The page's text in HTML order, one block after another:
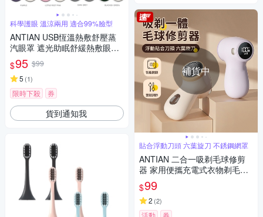
科學護眼 溫涼兩用 適合99%臉型
ANTIAN USB恆溫熱敷舒壓蒸
汽眼罩 遮光助眠舒緩熱敷眼罩
冰絲+暖棉 溫涼雙面睡眠眼罩
$95 $99
5 (1)
限時下殺 券
貨到通知我
補貨中
貼合浮動刀頭 六葉旋刀 不銹鋼網罩
ANTIAN 二合一吸剃毛球修剪
器 家用便攜充電式衣物剃毛器
不傷衣去毛球神器
$99
2 (2)